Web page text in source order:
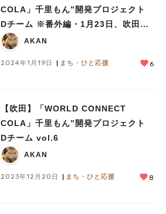
COLA」千里もん”開発プロジェクト
Dチーム ※番外編・1月23日、吹田の
さくらカフェで試飲会
AKAN
2024年1月19日 まち・ひと応援 6
【吹田】「WORLD CONNECT
COLA」千里もん”開発プロジェクト
Dチーム vol.6
AKAN
2023年12月20日 まち・ひと応援 8